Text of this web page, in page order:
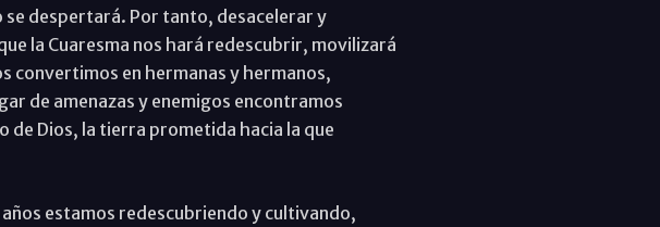
despertará. Por tanto, desacelerar y
la Cuaresma nos hará redescubrir, movilizará
convertimos en hermanas y hermanos,
de amenazas y enemigos encontramos
de Dios, la tierra prometida hacia la que
estamos redescubriendo y cultivando,